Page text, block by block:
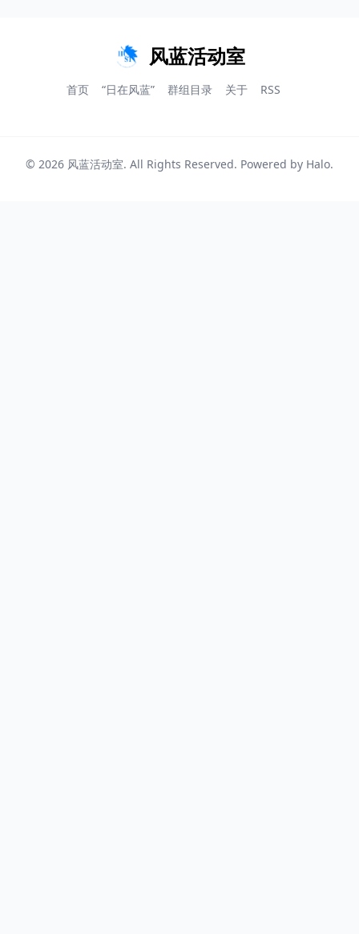
风蓝活动室
首页 “日在风蓝” 群组目录 关于 RSS
© 2026 风蓝活动室. All Rights Reserved. Powered by Halo.